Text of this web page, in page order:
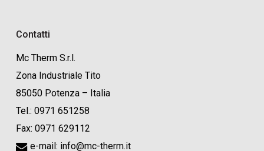
Contatti
Mc Therm S.r.l.
Zona Industriale Tito
85050 Potenza – Italia
Tel.: 0971 651258
Fax: 0971 629112
e-mail: info@mc-therm.it